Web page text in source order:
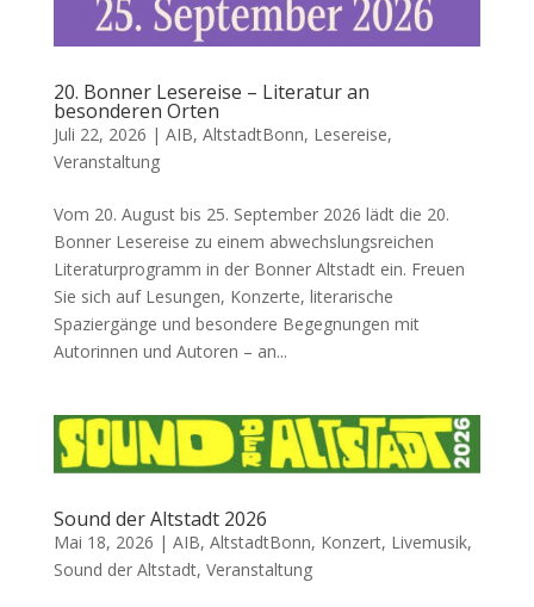
20. Bonner Lesereise – Literatur an
besonderen Orten
Juli 22, 2026 | AIB, AltstadtBonn, Lesereise,
Veranstaltung
Vom 20. August bis 25. September 2026 lädt die 20.
Bonner Lesereise zu einem abwechslungsreichen
Literaturprogramm in der Bonner Altstadt ein. Freuen
Sie sich auf Lesungen, Konzerte, literarische
Spaziergänge und besondere Begegnungen mit
Autorinnen und Autoren – an...
Sound der Altstadt 2026
Mai 18, 2026 | AIB, AltstadtBonn, Konzert, Livemusik,
Sound der Altstadt, Veranstaltung